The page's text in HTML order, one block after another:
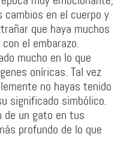
cambios en el cuerpo y
que haya muchos
el embarazo.
mucho en lo que
oníricas. Tal vez
no hayas tenido
significado simbólico.
de un gato en tus
profundo de lo que